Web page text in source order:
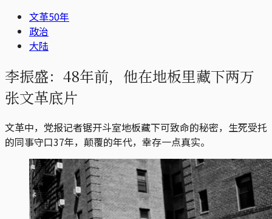
文革50年
政治
大陆
李振盛：48年前，他在地板里藏下两万
张文革底片
文革中，党报记者锯开斗室地板藏下可致命的秘密，生死受托
的同事守口37年，颠覆的年代，幸存一点真实。